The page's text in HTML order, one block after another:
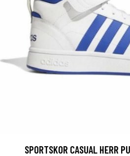
SPORTSKOR CASUAL HERR